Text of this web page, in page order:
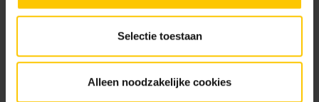
Selectie toestaan
Alleen noodzakelijke cookies
Tuinbrochure 2026